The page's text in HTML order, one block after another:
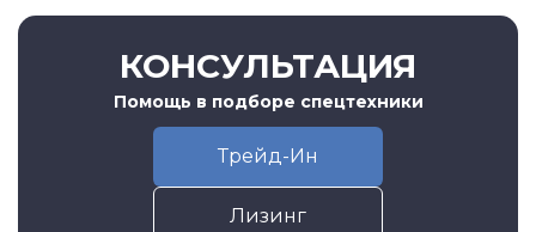
КОНСУЛЬТАЦИЯ
Помощь в подборе спецтехники
Трейд-Ин
Лизинг